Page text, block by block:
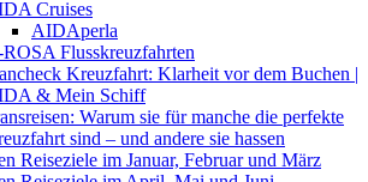
Cruises
AIDAperla
Flusskreuzfahrten
Kreuzfahrt: Klarheit vor dem Buchen |
& Mein Schiff
Warum sie für manche die perfekte
sind – und andere sie hassen
Reiseziele im Januar, Februar und März